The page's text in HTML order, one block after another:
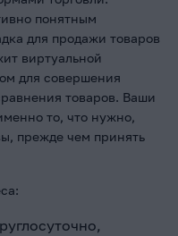
понятным
для продажи товаров
виртуальной
для совершения
товаров. Ваши
то, что нужно,
прежде чем принять